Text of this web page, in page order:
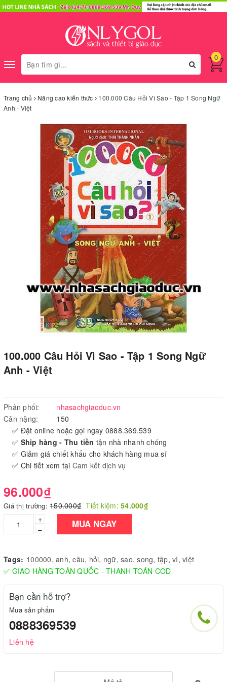
Toggle
navigation
0
Trang chủ Nâng cao kiến thức
100.000 Câu Hỏi Vì Sao - Tập 1 Song Ngữ
Anh - Việt
100.000 Câu Hỏi Vì Sao - Tập 1 Song Ngữ
Anh - Việt
Phân phối:
nhasachgiaoduc.vn
Cân nặng:
150
✅ Đặt online hoặc gọi ngay 0888.369.539
✅ Ship hàng - Thu tiền tận nhà nhanh chóng
✅ Giảm giá chiết khấu cho khách hàng mua sĩ
✅ Chi tiết xem tại Cam kết dịch vụ
96.000₫
Giá thị trường: 150.000₫ Tiết kiệm: 54.000₫
+
–
MUA NGAY
Tags: 100000, anh,câu, hỏi, ngữ, sao,song, tập, vì, việt
✅ GIAO HÀNG TOÀN QUỐC - THANH TOÁN COD
Bạn cần hỗ trợ?
Mua sản phẩm
0888369539
Liên hệ